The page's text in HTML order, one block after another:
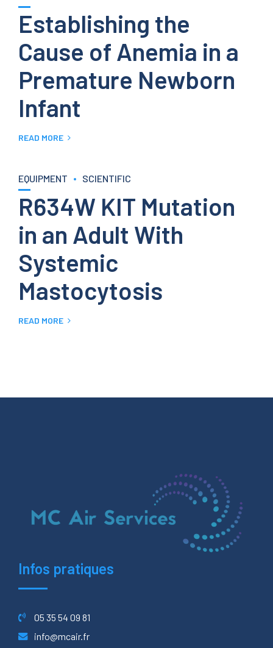
Establishing the
Cause of Anemia in a
Premature Newborn
Infant
READ MORE
EQUIPMENT SCIENTIFIC
R634W KIT Mutation
in an Adult With
Systemic
Mastocytosis
READ MORE
Infos pratiques
05 35 54 09 81
info@mcair.fr